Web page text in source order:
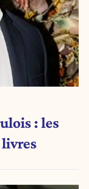
: les